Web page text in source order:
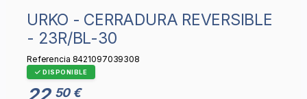
URKO - CERRADURA REVERSIBLE
- 23R/BL-30
Referencia 8421097039308
DISPONIBLE
50 €